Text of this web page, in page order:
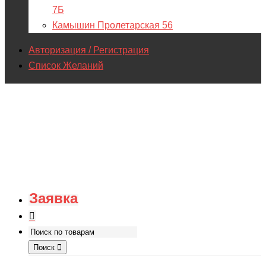
7Б
Камышин Пролетарская 56
Авторизация / Регистрация
Список Желаний
Заявка
Поиск